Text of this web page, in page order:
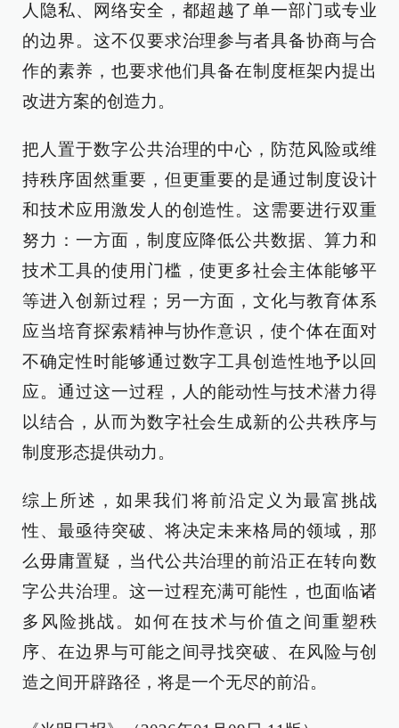
人隐私、网络安全，都超越了单一部门或专业
的边界。这不仅要求治理参与者具备协商与合
作的素养，也要求他们具备在制度框架内提出
改进方案的创造力。
把人置于数字公共治理的中心，防范风险或维
持秩序固然重要，但更重要的是通过制度设计
和技术应用激发人的创造性。这需要进行双重
努力：一方面，制度应降低公共数据、算力和
技术工具的使用门槛，使更多社会主体能够平
等进入创新过程；另一方面，文化与教育体系
应当培育探索精神与协作意识，使个体在面对
不确定性时能够通过数字工具创造性地予以回
应。通过这一过程，人的能动性与技术潜力得
以结合，从而为数字社会生成新的公共秩序与
制度形态提供动力。
综上所述，如果我们将前沿定义为最富挑战
性、最亟待突破、将决定未来格局的领域，那
么毋庸置疑，当代公共治理的前沿正在转向数
字公共治理。这一过程充满可能性，也面临诸
多风险挑战。如何在技术与价值之间重塑秩
序、在边界与可能之间寻找突破、在风险与创
造之间开辟路径，将是一个无尽的前沿。